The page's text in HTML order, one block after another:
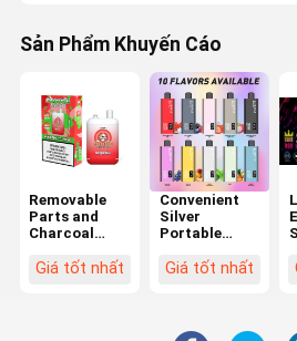
Sản Phẩm Khuyến Cáo
Removable
Parts and
Charcoal
The Ultimate
Giá tốt nhất
Convenient
Silver
Portable
with LED
Giá tốt nhất